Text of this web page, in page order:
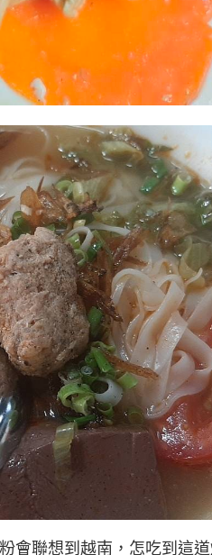
會聯想到越南，怎吃到這